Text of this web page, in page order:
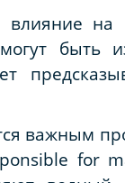
влияние на
быть
важным
for